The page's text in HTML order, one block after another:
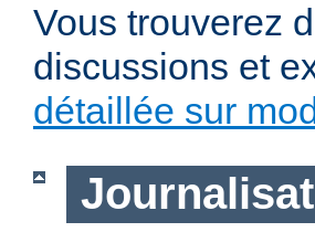
Vous trouverez
discussions et
détaillée sur